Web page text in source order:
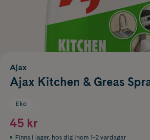
Ajax
Ajax Kitchen & Greas
Eko
45 kr
Finns i lager, hos dig inom 1-2 vardagar